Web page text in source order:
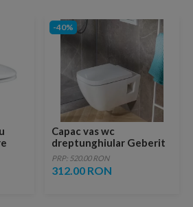
-40%
Capac vas wc
dreptunghiular Geberit
Selnova Square
PRP: 520.00 RON
312.00 RON